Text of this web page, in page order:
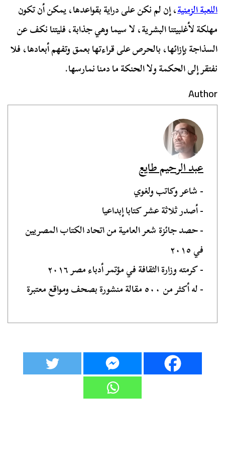
اللعبة الزمنية، إن لم نكن على دراية بقواعدها، يمكن أن تكون
مهلكة لأغلبيتنا البشرية، لا سيما وهي جذابة، فليتنا نكف عن
السذاجة بإزائها، بالحرص على قراءتها بعمق وتفهم أبعادها، فلا
نفتقر إلى الحكمة ولا الحنكة ما دمنا نمارسها.
Author
عبد الرحيم طايع
- شاعر وكاتب ولغوي
- أصدر ثلاثة عشر كتابا إبداعيا
- حصد جائزة شعر العامية من اتحاد الكتاب المصريين
في ٢٠١٥
- كرمته وزارة الثقافة في مؤتمر أدباء مصر ٢٠١٦
- له أكثر من ٥٠٠ مقالة منشورة بصحف ومواقع معتبرة